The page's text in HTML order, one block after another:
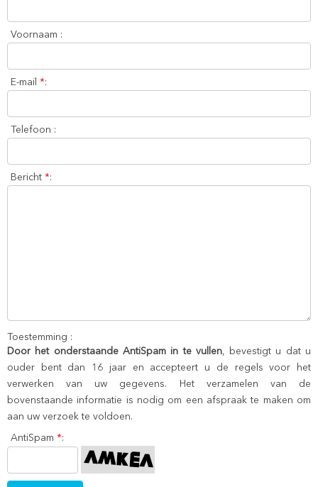
Voornaam :
E-mail *:
Telefoon :
Bericht *:
Toestemming :
Door het onderstaande AntiSpam in te vullen, bevestigt u dat u
ouder bent dan 16 jaar en accepteert u de regels voor het
verwerken van uw gegevens. Het verzamelen van de
bovenstaande informatie is nodig om een afspraak te maken om
aan uw verzoek te voldoen.
AntiSpam *: